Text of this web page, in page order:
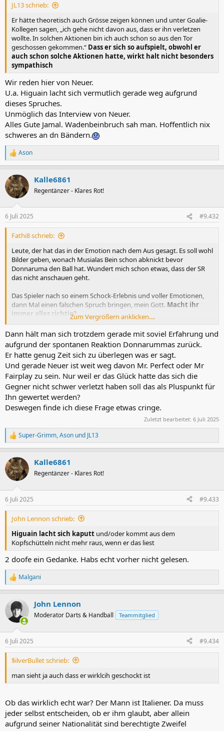
JL13 schrieb:
Er hätte theoretisch auch Grösse zeigen können und unter Goalie-
Kollegen sagen, „ich gehe nicht davon aus, dass er ihn verletzen
wollte. In solchen Aktionen bin ich auch schon so aus den Tor
geschossen gekommen.“ Dass er sich so aufspielt, obwohl er
auch schon solche Aktionen hatte, wirkt halt nicht besonders
sympathisch
Wir reden hier von Neuer.
U.a. Higuain lacht sich vermutlich gerade weg aufgrund
dieses Spruches.
Unmöglich das Interview von Neuer.
Alles Gute Jamal. Wadenbeinbruch sah man. Hoffentlich nix
schweres an dn Bändern.
R
e
k
t
i
e
n
Ason
Kalle6861
Regentänzer - Klares Rot!
6 Juli 2025 #9.432
Fathi8 schrieb:
Leute, der hat das in der Emotion nach dem Aus gesagt. Es soll wohl
Bilder geben, wonach Musialas Bein schon abknickt bevor
Donnaruma den Ball hat. Wundert mich schon etwas, dass der SR
das nicht anschauen geht.
Das Spieler nach so einem Schock-Erlebnis und voller Emotionen,
dann Mal einen falschen Spruch bringen, mein Gott. Macht ihr
immer alles richtig?
Und nein, Neuers Einsatz damals war auch nicht OK. Aber der
Gegner war nicht verletzt. Ich denke er hat die Szene gar nicht mehr
im Kopf. Denke das hat niemand, der nicht häufiger in einem Sport-
Forum auf diese Aktion angesprochen wird.
Zum Vergrößern anklicken....
Dann hält man sich trotzdem gerade mit soviel Erfahrung und
aufgrund der spontanen Reaktion Donnarummas zurück.
Er hatte genug Zeit sich zu überlegen was er sagt.
Und gerade Neuer ist weit weg davon Mr. Perfect oder Mr
Fairplay zu sein. Nur weil er das Glück hatte das sich die
Gegner nicht schwer verletzt haben soll das als Pluspunkt für
Ihn gewertet werden?
Deswegen finde ich diese Frage etwas cringe.
Zuletzt bearbeitet: 6 Juli 2025
R
e
k
t
i
e
n
Super-Grimm,Ason und JL13
Kalle6861
Regentänzer - Klares Rot!
6 Juli 2025 #9.433
John Lennon schrieb:
Higuain lacht sich kaputt und/oder kommt aus dem
Kopfschütteln nicht mehr raus, wenn er das liest
2 doofe ein Gedanke. Habs echt vorher nicht gelesen.
R
e
k
i
e
n
Malgani
John Lennon
Moderator Darts & Handball Teammitglied
6 Juli 2025 #9.434
$ilverBullet schrieb:
man sieht ja auch dass er wirklcih geschockt ist
Ob das wirklich echt war? Der Mann ist Italiener. Da muss
jeder selbst entscheiden, ob er ihm glaubt, aber allein
aufgrund seiner Nationalität sind berechtigte Zweifel